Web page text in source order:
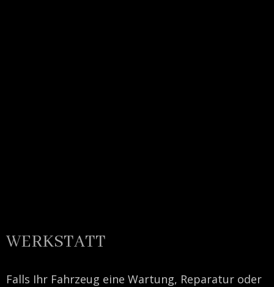
WERKSTATT
Falls Ihr Fahrzeug eine Wartung, Reparatur oder